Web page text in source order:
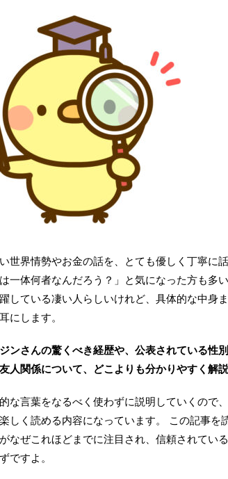
世界情勢やお金の話を、とても優しく丁寧に
一体何者なんだろう？」と気になった方も多
している凄い人らしいけれど、具体的な中身
にします。
ンさんの驚くべき経歴や、公表されている性
人関係について、どこよりも分かりやすく解説
な言葉をなるべく使わずに説明していくので
しく読める内容になっています。 この記事を
なぜこれほどまでに注目され、信頼されてい
ですよ。